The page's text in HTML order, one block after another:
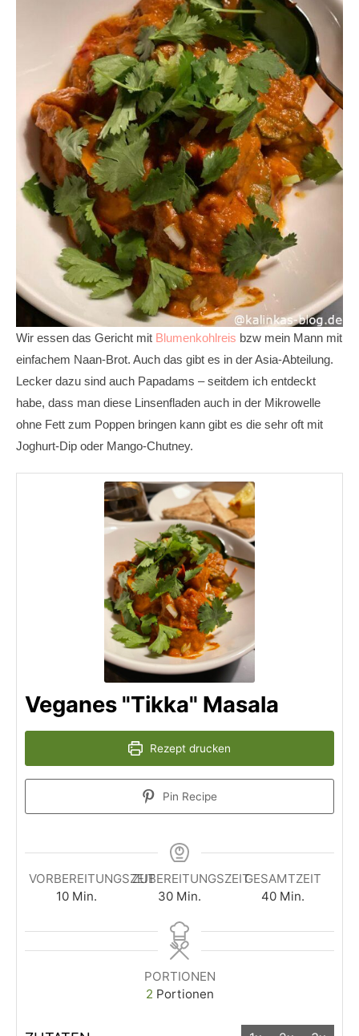
Wir essen das Gericht mit Blumenkohlreis bzw mein Mann mit
einfachem Naan-Brot. Auch das gibt es in der Asia-Abteilung.
Lecker dazu sind auch Papadams – seitdem ich entdeckt
habe, dass man diese Linsenfladen auch in der Mikrowelle
ohne Fett zum Poppen bringen kann gibt es die sehr oft mit
Joghurt-Dip oder Mango-Chutney.
Veganes "Tikka" Masala
Rezept drucken
Pin Recipe
VORBEREITUNGSZEIT
10 Min.
ZUBEREITUNGSZEIT
30 Min.
GESAMTZEIT
40 Min.
PORTIONEN
2 Portionen